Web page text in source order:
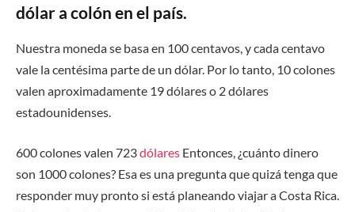
dólar a colón en el país.
Nuestra moneda se basa en 100 centavos, y cada centavo
vale la centésima parte de un dólar. Por lo tanto, 10 colones
valen aproximadamente 19 dólares o 2 dólares
estadounidenses.
600 colones valen 723dólares Entonces, ¿cuánto dinero
son 1000 colones? Esa es una pregunta que quizá tenga que
responder muy pronto si está planeando viajar a Costa Rica.